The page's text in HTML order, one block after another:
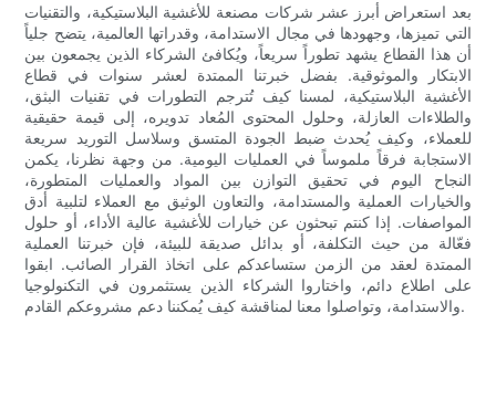
بعد استعراض أبرز عشر شركات مصنعة للأغشية البلاستيكية، والتقنيات
التي تميزها، وجهودها في مجال الاستدامة، وقدراتها العالمية، يتضح جلياً
أن هذا القطاع يشهد تطوراً سريعاً، ويُكافئ الشركاء الذين يجمعون بين
الابتكار والموثوقية. بفضل خبرتنا الممتدة لعشر سنوات في قطاع
الأغشية البلاستيكية، لمسنا كيف تُترجم التطورات في تقنيات البثق،
والطلاءات العازلة، وحلول المحتوى المُعاد تدويره، إلى قيمة حقيقية
للعملاء، وكيف يُحدث ضبط الجودة المتسق وسلاسل التوريد سريعة
الاستجابة فرقاً ملموساً في العمليات اليومية. من وجهة نظرنا، يكمن
النجاح اليوم في تحقيق التوازن بين المواد والعمليات المتطورة،
والخيارات العملية والمستدامة، والتعاون الوثيق مع العملاء لتلبية أدق
المواصفات. إذا كنتم تبحثون عن خيارات للأغشية عالية الأداء، أو حلول
فعّالة من حيث التكلفة، أو بدائل صديقة للبيئة، فإن خبرتنا العملية
الممتدة لعقد من الزمن ستساعدكم على اتخاذ القرار الصائب. ابقوا
على اطلاع دائم، واختاروا الشركاء الذين يستثمرون في التكنولوجيا
والاستدامة، وتواصلوا معنا لمناقشة كيف يُمكننا دعم مشروعكم القادم.